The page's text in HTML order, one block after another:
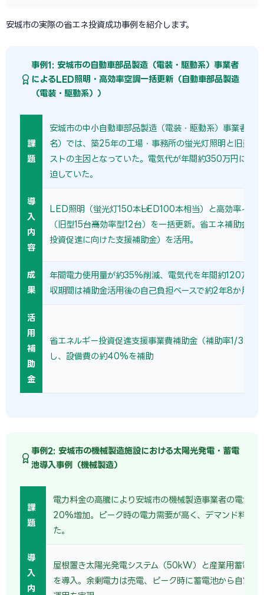
安城市の実際の省エネ投資成功事例を紹介します。
事例1: 安城市の自動車部品製造（電装・駆動系）事業者
によるLED照明・高効率空調一括更新（自動車部品製造
（電装・駆動系））
課
題
安城市の中小自動車部品製造（電装・駆動系）事業者（
名）では、築25年の工場・事務所の蛍光灯照明と旧型空
ストの主因となっていた。電気代が年間約350万円に達
迫していた。
導
入
内
容
LED照明（蛍光灯150本→LED100本相当）と高効率イン
（旧型15台→高効率型12台）を一括更新。省エネ補助金（
投資促進に向けた支援補助金）を活用。
成
果
年間電力使用量が約35%削減、電気代を年間約120万円
収期間は補助金活用後の自己負担ベースで約2年8か月。
活
用
補
助
金
省エネルギー投資促進支援事業費補助金（補助率1/3〜1/
し、設備費の約40%を補助
事例2: 安城市の機械製造施設における太陽光発電・蓄電
池導入事例（機械製造）
課
題
電力料金の高騰により安城市の機械製造事業者の電気代
20%増加。ピーク時の電力需要が高く、デマンド料金
た。
導
入
内
屋根置き太陽光発電システム（50kW）と産業用蓄電
を導入。余剰電力は売電、ピーク時に蓄電池から自家消